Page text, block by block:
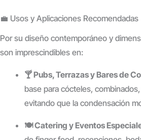
💼 Usos y Aplicaciones Recomendadas
Por su diseño contemporáneo y
son imprescindibles en:
🍸 Pubs, Terrazas y Bares de
base para cócteles,
evitando que la condensación
🍽️ Catering y Eventos